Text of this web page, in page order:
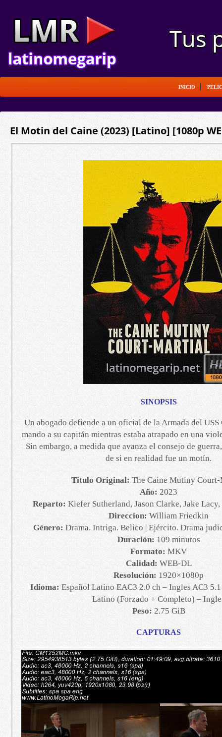
INICIO
El Motin del Caine (2023) [Latino] [1080p
SINOPSIS
Un abogado defiende a un oficial de la Armada del
mando a su capitán mientras estaba atrapado en una
Sin embargo, a medida que avanza el consejo de
de si en realidad fue un motín.
Titulo Original: The Caine Mutiny
Año: 2023
Reparto: Kiefer Sutherland, Jason Clarke, Jake
Direccion: William Friedkin
Género: Drama. Intriga. Belico | Ejército. Drama
Duración: 109 minutos
Formato: MKV
Calidad: WEB-DL
Resolución: 1920×1080p
Idioma: Español Latino EAC3 2.0 ch – Ingles AC3
Latino (Forzado + Completo) –
Peso: 2.75 GiB
CAPTURAS